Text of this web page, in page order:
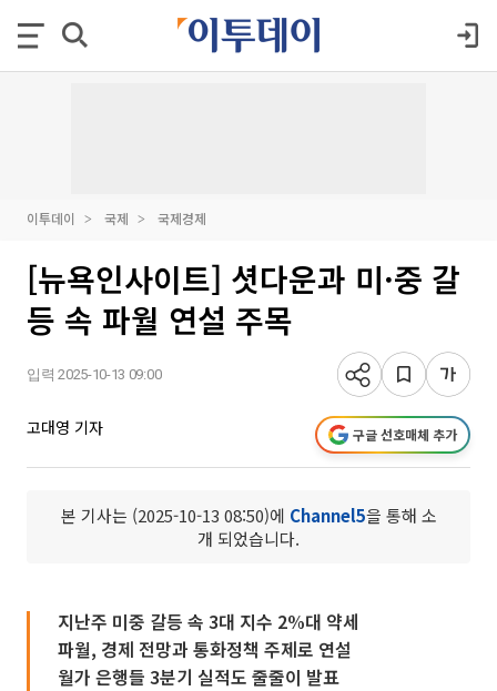
이투데이 국제 국제경제
[뉴욕인사이트] 셧다운과 미·중 갈
등 속 파월 연설 주목
입력 2025-10-13 09:00
고대영 기자 구글 선호매체 추가
본 기사는 (2025-10-13 08:50)에 Channel5을 통해 소
개 되었습니다.
지난주 미중 갈등 속 3대 지수 2%대 약세
파월, 경제 전망과 통화정책 주제로 연설
월가 은행들 3분기 실적도 줄줄이 발표